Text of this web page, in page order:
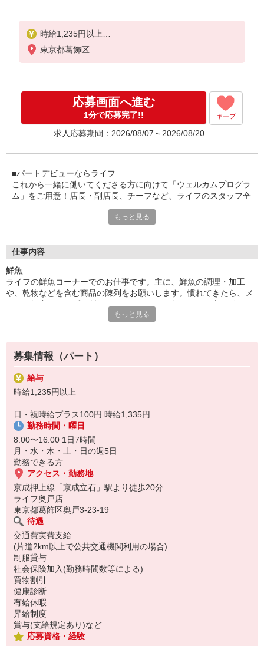
時給1,235円以上
日・祝時給プラス100円 時給1,335円
東京都葛飾区
応募画面へ進む
1分で応募完了!! キープ
求人応募期間：2026/08/07～2026/08/20
■パートデビューならライフ
これから一緒に働いてくださる方に向けて「ウェルカムプログラ
ム」をご用意！店長・副店長、チーフなど、ライフのスタッフ全
ンクがあっても大丈夫。「とても親切に受け入れてもらえ、不安
■食材選びのコツがわかる！
を知ることができ、食材の目利き術が養われていきます！普段の
お買い物にも活かせるので、パートのやる気も自然とUP！？お
いしい食卓は、おいしい食材選びから。自分や家族のためにプラ
スになるお仕事はいかがでしょうか？ご応募お待ちしています！
もっと見る
仕事内容
鮮魚
ライフの鮮魚コーナーでのお仕事です。主に、鮮魚の調理・加工
や、乾物などを含む商品の陳列をお願いします。慣れてきたら、メ
ちに身につくので、未経験でも安心です。「魚の目利きや調理スキ
もっと見る
募集情報（パート）
給与
時給1,235円以上
日・祝時給プラス100円 時給1,335円
勤務時間・曜日
8:00〜16:00 1日7時間
月・水・木・土・日の週5日
勤務できる方
アクセス・勤務地
京成押上線「京成立石」駅より徒歩20分
ライフ奥戸店
東京都葛飾区奥戸3-23-19
待遇
交通費実費支給
(片道2km以上で公共交通機関利用の場合)
制服貸与
社会保険加入(勤務時間数等による)
買物割引
健康診断
有給休暇
昇給制度
賞与(支給規定あり)など
応募資格・経験